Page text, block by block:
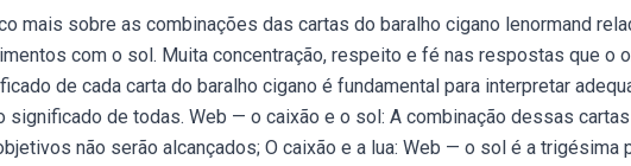
mais sobre as combinações das cartas do baralho cigano lenormand
com o sol. Muita concentração, respeito e fé nas respostas que o
de cada carta do baralho cigano é fundamental para interpretar
significado de todas. Web — o caixão e o sol: A combinação dessas
não serão alcançados; O caixão e a lua: Web — o sol é a trigésima